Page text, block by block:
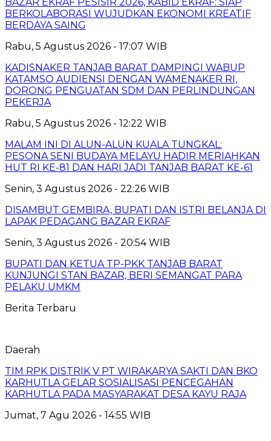
BERKOLABORASI WUJUDKAN EKONOMI KREATIF
BERDAYA SAING
Rabu, 5 Agustus 2026 - 17:07 WIB
KADISNAKER TANJAB BARAT DAMPINGI WABUP
KATAMSO AUDIENSI DENGAN WAMENAKER RI,
DORONG PENGUATAN SDM DAN PERLINDUNGAN
PEKERJA
Rabu, 5 Agustus 2026 - 12:22 WIB
MALAM INI DI ALUN-ALUN KUALA TUNGKAL:
PESONA SENI BUDAYA MELAYU HADIR MERIAHKAN
HUT RI KE-81 DAN HARI JADI TANJAB BARAT KE-61
Senin, 3 Agustus 2026 - 22:26 WIB
DISAMBUT GEMBIRA, BUPATI DAN ISTRI BELANJA DI
LAPAK PEDAGANG BAZAR EKRAF
Senin, 3 Agustus 2026 - 20:54 WIB
BUPATI DAN KETUA TP-PKK TANJAB BARAT
KUNJUNGI STAN BAZAR, BERI SEMANGAT PARA
PELAKU UMKM
Berita Terbaru
Daerah
TIM RPK DISTRIK V PT WIRAKARYA SAKTI DAN BKO
KARHUTLA GELAR SOSIALISASI PENCEGAHAN
KARHUTLA PADA MASYARAKAT DESA KAYU RAJA
Jumat, 7 Agu 2026 - 14:55 WIB